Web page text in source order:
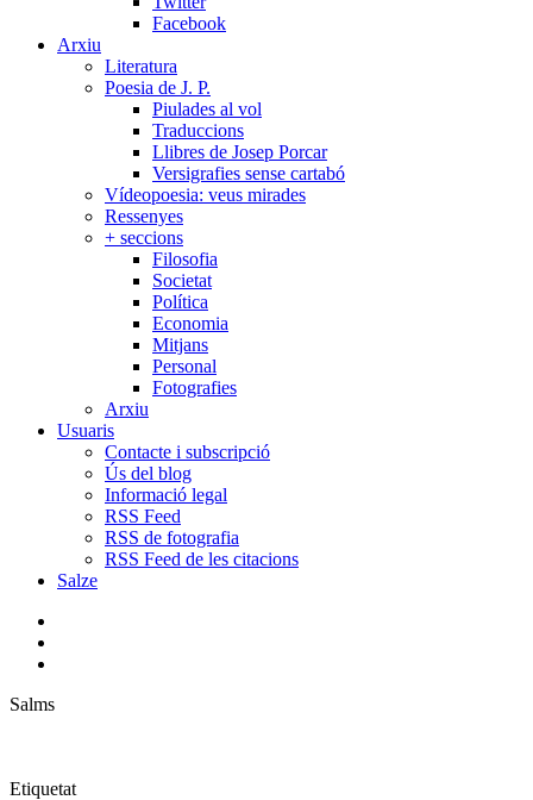
Facebook
Arxiu
Literatura
Poesia de J. P.
Piulades al vol
Traduccions
Llibres de Josep Porcar
Versigrafies sense cartabó
Vídeopoesia: veus mirades
Ressenyes
+ seccions
Filosofia
Societat
Política
Economia
Mitjans
Personal
Fotografies
Arxiu
Usuaris
Contacte i subscripció
Ús del blog
Informació legal
RSS Feed
RSS de fotografia
RSS Feed de les citacions
Salze
Salms
Etiquetat